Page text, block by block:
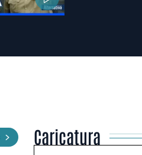
Caricatura